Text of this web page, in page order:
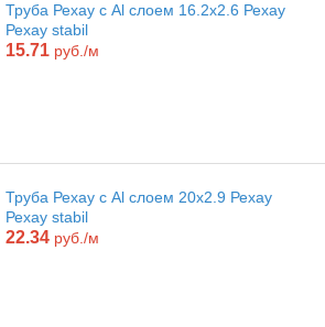
Труба Рехау с Al слоем 16.2х2.6 Рехау
Рехау stabil
15.71 руб./м
Труба Рехау с Al слоем 20х2.9 Рехау
Рехау stabil
22.34 руб./м